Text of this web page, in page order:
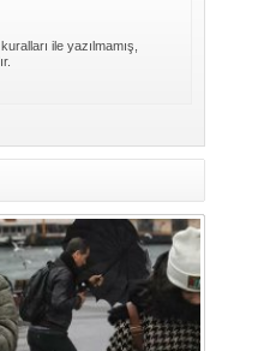
ile yazılmamış,